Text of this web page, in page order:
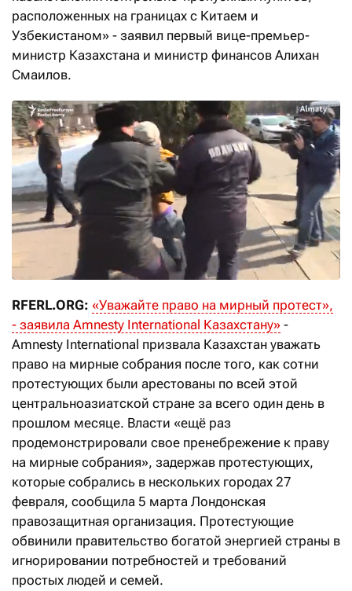
расположенных на границах с Китаем и
Узбекистаном» - заявил первый вице-премьер-
министр Казахстана и министр финансов Алихан
Смаилов.
RFERL.ORG: «Уважайте право на мирный протест»,
- заявила Amnesty International Казахстану» -
Amnesty International призвала Казахстан уважать
право на мирные собрания после того, как сотни
протестующих были арестованы по всей этой
центральноазиатской стране за всего один день в
прошлом месяце. Власти «ещё раз
продемонстрировали свое пренебрежение к праву
на мирные собрания», задержав протестующих,
которые собрались в нескольких городах 27
февраля, сообщила 5 марта Лондонская
правозащитная организация. Протестующие
обвинили правительство богатой энергией страны в
игнорировании потребностей и требований
простых людей и семей.